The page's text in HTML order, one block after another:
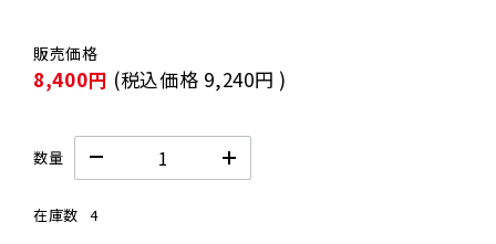
8,400円 (税込価格 9,240円 )
数量
在庫数 4